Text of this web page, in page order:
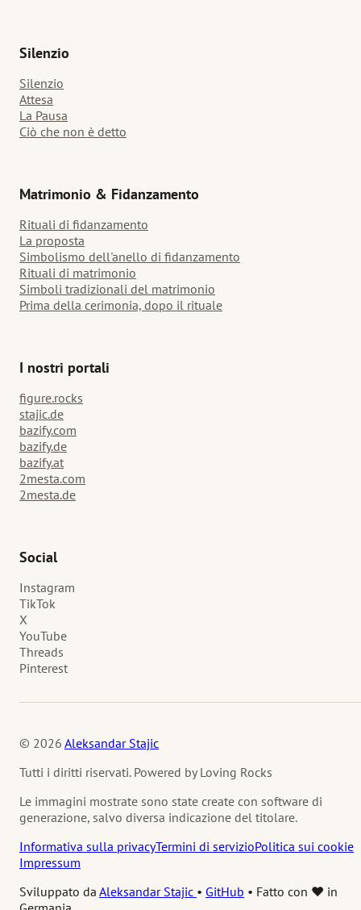
Silenzio
Silenzio
Attesa
La Pausa
Ciò che non è detto
Matrimonio & Fidanzamento
Rituali di fidanzamento
La proposta
Simbolismo dell'anello di fidanzamento
Rituali di matrimonio
Simboli tradizionali del matrimonio
Prima della cerimonia, dopo il rituale
I nostri portali
figure.rocks
stajic.de
bazify.com
bazify.de
bazify.at
2mesta.com
2mesta.de
Social
Instagram
TikTok
X
YouTube
Threads
Pinterest
© 2026 Aleksandar Stajic
Tutti i diritti riservati. Powered by Loving Rocks
Le immagini mostrate sono state create con software di
generazione, salvo diversa indicazione del titolare.
Informativa sulla privacyTermini di servizioPolitica sui cookie
Impressum
Sviluppato da Aleksandar Stajic • GitHub • Fatto con ❤️ in